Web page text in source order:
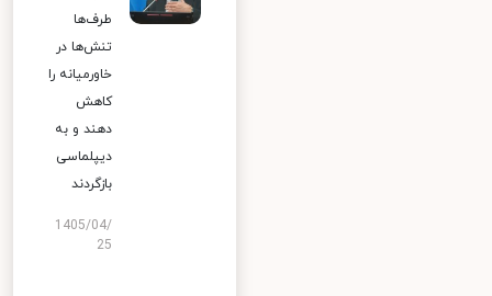
طرف‌ها
تنش‌ها در
خاورمیانه را
کاهش
دهند و به
دیپلماسی
بازگردند
1405/04/
25